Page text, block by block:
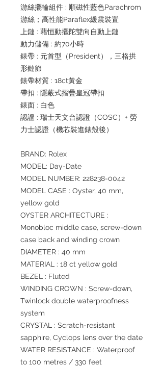
游絲擺輪組件 : 順磁性藍色Parachrom
游絲；高性能Paraflex緩震裝置
上鏈 : 藉恒動擺陀雙向自動上鏈
動力儲備 : 約70小時
錶帶 : 元首型（President），三格拱
形鏈節
錶帶材質 : 18ct黃金
帶扣 : 隱蔽式摺疊皇冠帶扣
錶面 : 白色
認證 : 瑞士天文台認證（COSC）+ 勞
力士認證（機芯裝進錶殼後）
BRAND: Rolex
MODEL: Day-Date
MODEL NUMBER: 228238-0042
MODEL CASE : Oyster, 40 mm,
yellow gold
OYSTER ARCHITECTURE :
Monobloc middle case, screw-down
case back and winding crown
DIAMETER : 40 mm
MATERIAL : 18 ct yellow gold
BEZEL : Fluted
WINDING CROWN : Screw-down,
Twinlock double waterproofness
system
CRYSTAL : Scratch-resistant
sapphire, Cyclops lens over the date
WATER RESISTANCE : Waterproof
to 100 metres / 330 feet